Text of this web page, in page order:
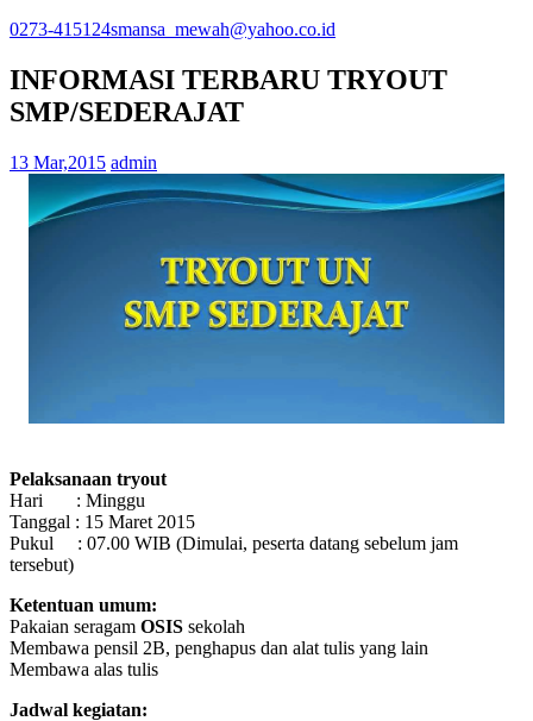
0273-415124smansa_mewah@yahoo.co.id
INFORMASI TERBARU TRYOUT
SMP/SEDERAJAT
13 Mar,2015 admin
Pelaksanaan tryout
Hari : Minggu
Tanggal : 15 Maret 2015
Pukul : 07.00 WIB (Dimulai, peserta datang sebelum jam
tersebut)
Ketentuan umum:
Pakaian seragam OSIS sekolah
Membawa pensil 2B, penghapus dan alat tulis yang lain
Membawa alas tulis
Jadwal kegiatan: